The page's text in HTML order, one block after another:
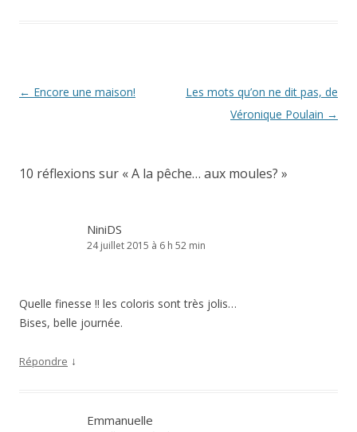
Navigation
← Encore une maison!
Les mots qu’on ne dit pas, de
Véronique Poulain →
10 réflexions sur «A la pêche… aux moules? »
NiniDS
24 juillet 2015 à 6 h 52 min
Quelle finesse !! les coloris sont très jolis…
Bises, belle journée.
Répondre ↓
Emmanuelle